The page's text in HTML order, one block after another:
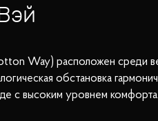
Way) расположен среди
обстановка
с высоким уровнем комфорта.